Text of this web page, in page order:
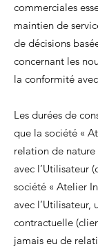
commerciales
maintien de
de décisions
concernant les
la conformité
Les durées de
que la société «
relation de
avec l’Utilisateur
société « Atelier
avec l’Utilisateur,
contractuelle
jamais eu de